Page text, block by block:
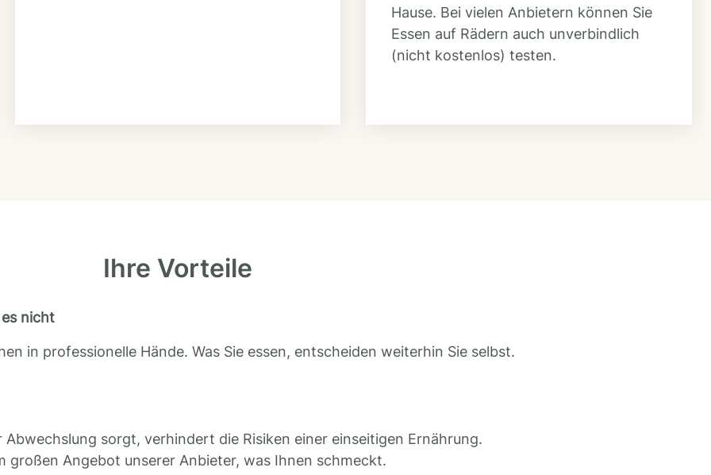
Hause. Bei vielen Anbietern können Sie
Essen auf Rädern auch unverbindlich
(nicht kostenlos) testen.
Ihre Vorteile
nicht
in professionelle Hände. Was Sie essen, entscheiden weiterhin Sie selbst.
Abwechslung sorgt, verhindert die Risiken einer einseitigen Ernährung.
großen Angebot unserer Anbieter, was Ihnen schmeckt.